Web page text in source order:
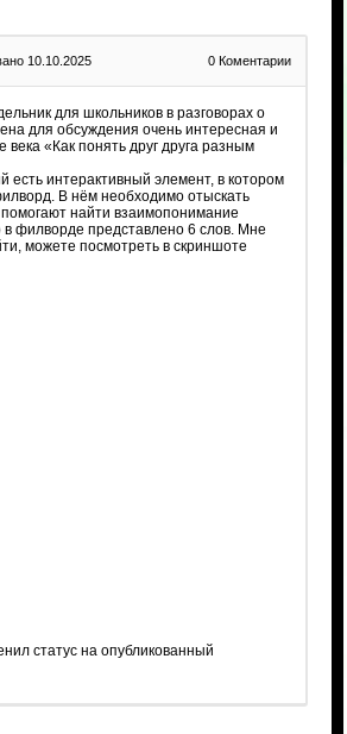
10.10.2025 0 Коментарии
для школьников в разговорах о
для обсуждения очень интересная и
века «Как понять друг друга разным
есть интерактивный элемент, в котором
В нём необходимо отыскать
помогают найти взаимопонимание
в филворде представлено 6 слов. Мне
можете посмотреть в скриншоте
статус на опубликованный